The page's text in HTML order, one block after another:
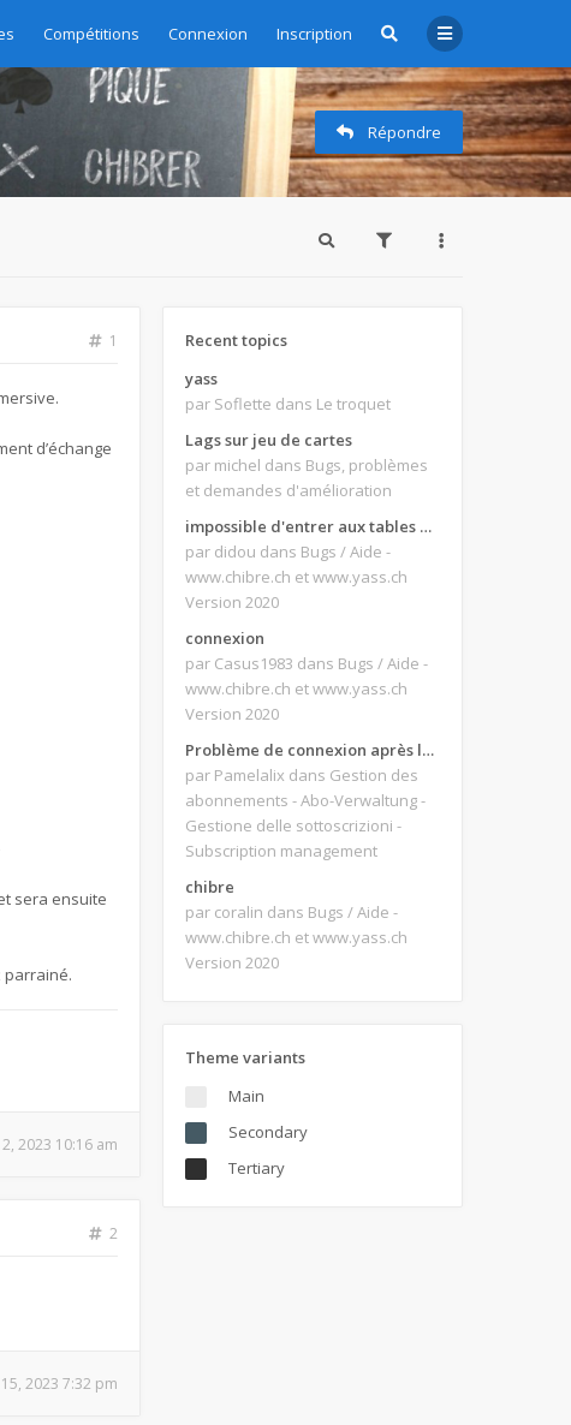
Compétitions Connexion Inscription
Répondre
1
d’échange
sera ensuite
parrainé.
2023 10:16 am
2
2023 7:32 pm
Recent topics
yass
par Soflette dans Le troquet
Lags sur jeu de cartes
par michel dans Bugs, problèmes
et demandes d'amélioration
impossible d'entrer aux tables de jeux
par didou dans Bugs / Aide -
www.chibre.ch et www.yass.ch
Version 2020
connexion
par Casus1983 dans Bugs / Aide -
www.chibre.ch et www.yass.ch
Version 2020
Problème de connexion après le changement d'adresse e-mail.
par Pamelalix dans Gestion des
abonnements - Abo-Verwaltung -
Gestione delle sottoscrizioni -
Subscription management
chibre
par coralin dans Bugs / Aide -
www.chibre.ch et www.yass.ch
Version 2020
Theme variants
Main
Secondary
Tertiary